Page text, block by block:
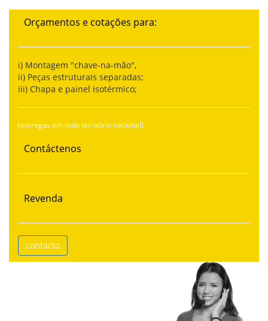
Orçamentos e cotações para:
i) Montagem "chave-na-mão",
ii) Peças estruturais separadas;
iii) Chapa e painel isotérmico;
(entregas em todo território nacional)
Contáctenos
Revenda
contacto